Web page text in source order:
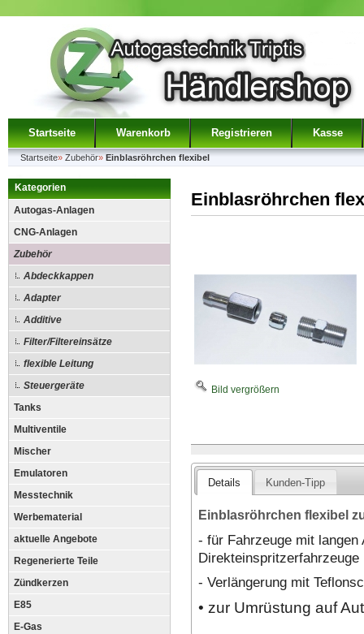
Startseite Warenkorb Registrieren Kasse
Startseite» Zubehör» Einblasröhrchen flexibel
Kategorien
Autogas-Anlagen
CNG-Anlagen
Zubehör
Abdeckkappen
Adapter
Additive
Filter/Filtereinsätze
flexible Leitung
Steuergeräte
Tanks
Multiventile
Mischer
Emulatoren
Messtechnik
Werbematerial
aktuelle Angebote
Regenerierte Teile
Zündkerzen
E85
E-Gas
Einblasröhrchen
Bild vergrößern
Details Kunden-Tipp
Einblasröhrchen flexibel
- für Fahrzeuge mit langen
Direkteinspritzerfahrzeuge
- Verlängerung mit
• zur Umrüstung auf